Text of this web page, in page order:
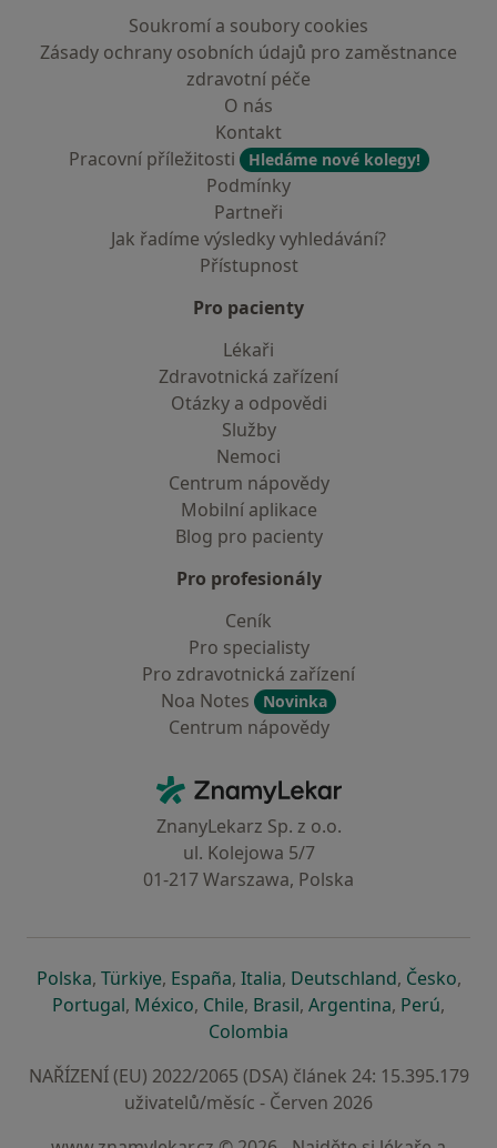
Soukromí a soubory cookies
Zásady ochrany osobních údajů pro zaměstnance
zdravotní péče
O nás
Kontakt
Pracovní příležitosti
Hledáme nové kolegy!
Podmínky
Partneři
Jak řadíme výsledky vyhledávání?
Přístupnost
Pro pacienty
Lékaři
Zdravotnická zařízení
Otázky a odpovědi
Služby
Nemoci
Centrum nápovědy
Mobilní aplikace
Blog pro pacienty
Pro profesionály
Ceník
Pro specialisty
Pro zdravotnická zařízení
Noa Notes
Novinka
Centrum nápovědy
ZnamyLekar - Hlavní stránka
ZnanyLekarz Sp. z o.o.
ul. Kolejowa 5/7
01-217 Warszawa, Polska
Polskase otevře v nové záložce
, Türkiyese otevře v nové záložce
, Españase otevře v nové záložce
, Italiase otevře v nové záložce
, Deutschlandse otevře v
, Českose
,
Portugalse otevře v nové záložce
, Méxicose otevře v nové záložce
, Chilese otevře v nové záložce
, Brasilse otevře v nové
, Argentinase otevře v
, Perúse
,
Colombia
NAŘÍZENÍ (EU) 2022/2065 (DSA) článek 24: 15.395.179
uživatelů/měsíc - Červen 2026